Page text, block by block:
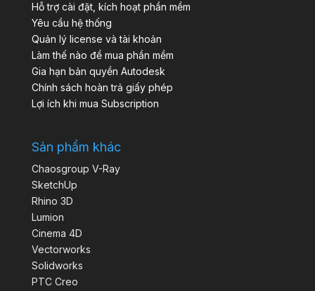
Hỗ trợ cài đặt, kích hoạt phần mềm
Yêu cầu hệ thống
Quản lý license và tài khoản
Làm thế nào để mua phần mềm
Gia hạn bản quyền Autodesk
Chính sách hoàn trả giấy phép
Lợi ích khi mua Subscription
Sản phẩm khác
Chaosgroup V-Ray
SketchUp
Rhino 3D
Lumion
Cinema 4D
Vectorworks
Solidworks
PTC Creo